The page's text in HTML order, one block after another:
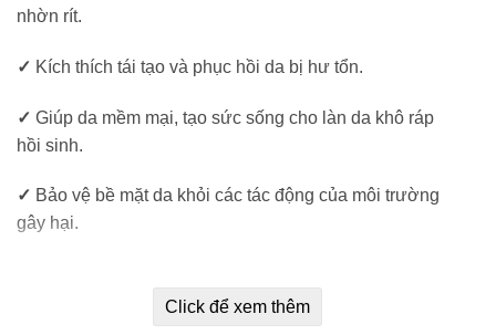
nhờn rít.
✓ Kích thích tái tạo và phục hồi da bị hư tổn.
✓ Giúp da mềm mại, tạo sức sống cho làn da khô ráp
hồi sinh.
✓ Bảo vệ bề mặt da khỏi các tác động của môi trường
gây hại.
máy lạnh gây khô da.Click để xem thêm